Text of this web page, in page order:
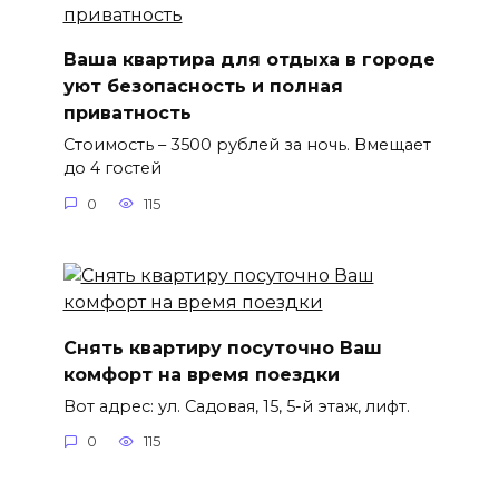
Ваша квартира для отдыха в городе
уют безопасность и полная
приватность
Стоимость – 3500 рублей за ночь. Вмещает
до 4 гостей
0 115
Снять квартиру посуточно Ваш
комфорт на время поездки
Вот адрес: ул. Садовая, 15, 5-й этаж, лифт.
0 115